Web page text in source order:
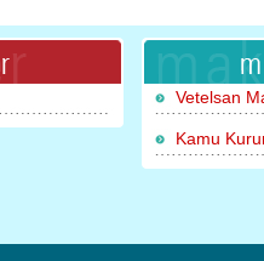
Vetelsan
Kamu